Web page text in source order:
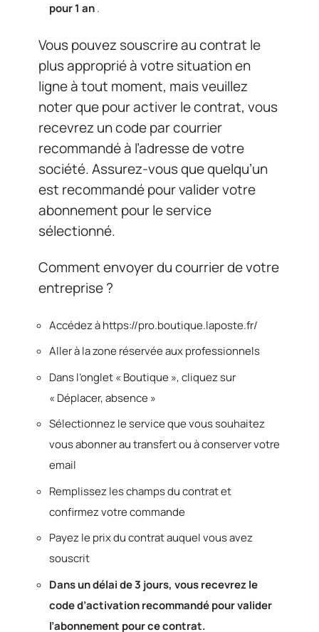
pour 1 an.
Vous pouvez souscrire au contrat le
plus approprié à votre situation en
ligne à tout moment, mais veuillez
noter que pour activer le contrat, vous
recevrez un code par courrier
recommandé à l’adresse de votre
société. Assurez-vous que quelqu’un
est recommandé pour valider votre
abonnement pour le service
sélectionné.
Comment envoyer du courrier de votre
entreprise ?
Accédez à https://pro.boutique.laposte.fr/
Aller à la zone réservée aux professionnels
Dans l’onglet « Boutique », cliquez sur
« Déplacer, absence »
Sélectionnez le service que vous souhaitez
vous abonner au transfert ou à conserver votre
email
Remplissez les champs du contrat et
confirmez votre commande
Payez le prix du contrat auquel vous avez
souscrit
Dans un délai de 3 jours, vous recevrez le
code d’activation recommandé pour valider
l’abonnement pour ce contrat.